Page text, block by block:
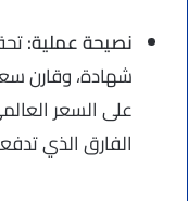
نصيحة عملية:
شهادة، وقارن سعر
على السعر
الفارق الذي